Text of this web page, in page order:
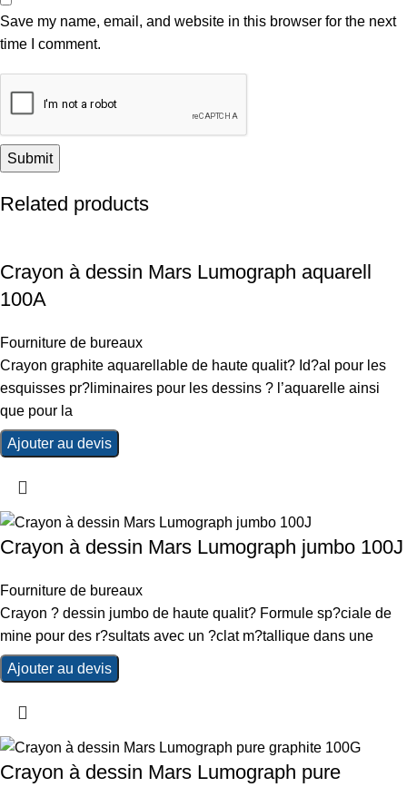
Save my name, email, and website in this browser for the next
time I comment.
Related products
Crayon à dessin Mars Lumograph aquarell
100A
Fourniture de bureaux
Crayon graphite aquarellable de haute qualit? Id?al pour les
esquisses pr?liminaires pour les dessins ? l’aquarelle ainsi
que pour la
Ajouter au devis
Crayon à dessin Mars Lumograph jumbo 100J
Fourniture de bureaux
Crayon ? dessin jumbo de haute qualit? Formule sp?ciale de
mine pour des r?sultats avec un ?clat m?tallique dans une
Ajouter au devis
Crayon à dessin Mars Lumograph pure